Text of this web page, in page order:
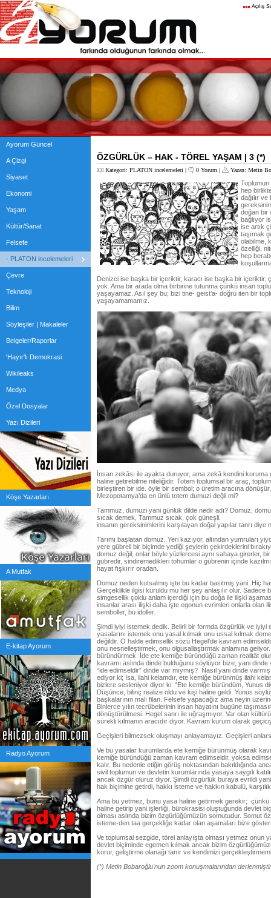
Ayorum Güncel
A Çizgi
Siyaset
Ekonomi
Yaşam
Kültür/Sanat
Felsefe
- PLATON incelemeleri
Çevre
Teknoloji
Bilim
Söyleşiler | Makaleler
Belgeler/Raporlar
'Hayır'lı Demokrasi
Wikileaks
Medya
Özel Dosyalar
Yazı Dizileri
Köşe Yazarları
A Mutfak
E-kitap Ayorum
Radyo Ayorum
ÖZGÜRLÜK – HAK - TÖREL YAŞAM | 3 (*)
Kategori: PLATON incelemeleri | 0 Yorum | Yazan: Metin
hep
dağılır
doğan bir
bağlıyor
ise artık
taşımak
olabilme,
özelliği,
hep
Denizci ise başka bir içeriktir, karacı ise başka bir
yok. Ama bir arada olma birbirine tutunma çünkü insan
yaşayamaz. Asıl şey bu; bizi tine- geist’a- doğru iten bir
yaşayamamamız.
İnsan zekâsı ile ayakta duruyor, ama zekâ kendini
haline getirebilme niteliğidir. Totem toplumsal bir araç,
birleştiren bir ide. öyle bir sembol; o üretim aracına
Mezopotamya’da en ünlü totem dumuzi değil mi?
Tammuz, dumuzi yani günlük dilde nedir adı? Domuz,
sıcak demek, Tammuz sıcak, çok güneşli.
insanın gereksinimlerini karşılayan doğal yapılar tanrı diye
Tarımı başlatan domuz. Yeri kazıyor, altından yumruları
yere gübreli bir biçimde yediği şeylerin çekirdeklerini
domuz değil, onlar böyle yüzlercesi aynı sahaya girerler, bir
gübredir, sindiremedikleri tohumlar o gübrenin içinde
hayat fışkırır oradan.
Domuz neden kutsalmış işte bu kadar basitmiş yani. Hiç
Gerçeklikle ilgisi kuruldu mu her şey anlaşılır olur. Sadece
simgesellik çoklu anlam içerdiği için bu doğa ile ilişki
insanlar arası ilişki daha işte egonun evrimleri onlarla olan
semboller, bu idoller.
Şimdi iyiyi istemek dedik. Belirli bir formda özgürlük ve iyiyi
yasalarını istemek onu yasal kılmak onu ussal kılmak
değildir. O halde edimsellik sözü Hegel’de kavram
onu nesnelleştirmek, onu olgusallaştırmak anlamına
büründürmek. İde ete kemiğe büründüğü zaman realität
kavramı aslında dinde bulduğunu söylüyor bize; yani dinde
“ide edimseldir” dinde var mıymış? Nasıl yani dinde
ediyor ki; İsa, ilahi kelamdır, ete kemiğe bürünmüş ilahi
bizlere sesleniyor diyor ki: “Ete kemiğe büründüm, Yunus
Düşünce, bilinç realize oldu ve kişi haline geldi. Yunus
başkalarının malı filan. Felsefe yapacağız ama neyin
Binlerce yılın tecrübelerinin insan hayatını bugüne
dönüştürülmesi. Hegel sanrı ile uğraşmıyor. Var olan
sürekli kılmanın aracıdır diyor. Kavram kurum olarak
Geçişleri bilmezsek oluşmayı anlayamayız. Geçişleri
Ve bu yasalar kurumlarda ete kemiğe bürünmüş olarak
kemiğe büründüğü zaman kavram edimseldir, yoksa
kalır. Bu nedenle etiğin görüş noktasından bakıldığında
sivil toplumun ve devletin kurumlarında yasaya saygılı
ancak özgür oluruz diyor. Şimdi özgürlük buraya evrildi
hak biçimine getirdi, hakkı isteme ve hakkın kabulü,
Ama bu yetmez, bunu yasa haline getirmek gerekir;
haline getirip yani işlerliği, bürokrasisi oluştuğunda devlet
olması aslında bizim özgürlüğümüzün somutudur. Somut
isteme-den taa gerçekliğe kadar olan aşamaları bize
Ve toplumsal sezgide, törel anlayışta olması yetmez onun
devlet biçiminde egemen kılmak ancak bizim
korur, geliştirme olanağı tanır ve kendimizi
(*) Metin Bobaroğlu'nun zoom konuşmalarından